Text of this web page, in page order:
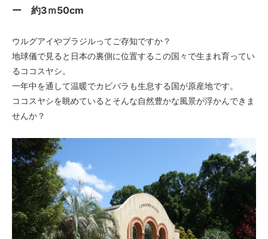
ー 約3ｍ50cm
ウルグアイやブラジルってご存知ですか？
地球儀で見ると日本の裏側に位置するこの国々で生まれ育ってい
るココスヤシ。
一年中を通して温暖でカピバラも生息する国が原産地です。
ココスヤシを眺めているとそんな自然豊かな風景が浮かんできま
せんか？